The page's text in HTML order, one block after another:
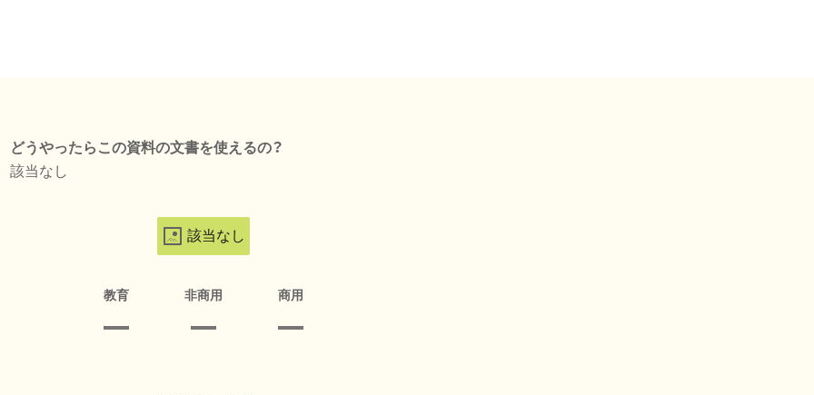
どうやったらこの資料の文書を使えるの？
該当なし
該当なし
教育 非商用 商用